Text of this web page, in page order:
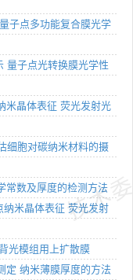
技
子点多功能复合膜光学
量子点光转换膜光学性
米晶体表征 荧光发射光
细胞对碳纳米材料的摄
常数及厚度的检测方法
米晶体表征 荧光发射
光模组用上扩散膜
定 纳米薄膜厚度的方法